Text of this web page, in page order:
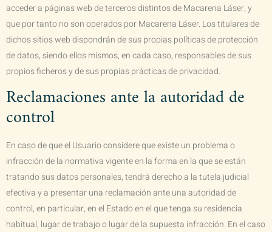
acceder a páginas web de terceros distintos deMacarena Láser, y
que por tanto no son operados porMacarena Láser. Los titulares de
dichos sitios web dispondrán de sus propias políticas de protección
de datos, siendo ellos mismos, en cada caso, responsables de sus
propios ficheros y de sus propias prácticas de privacidad.
Reclamaciones ante la autoridad de
control
En caso de que el Usuario considere que existe un problema o
infracción de la normativa vigente en la forma en la que se están
tratando sus datos personales, tendrá derecho a la tutela judicial
efectiva y a presentar una reclamación ante una autoridad de
control, en particular, en el Estado en el que tenga su residencia
habitual, lugar de trabajo o lugar de la supuesta infracción. En el caso